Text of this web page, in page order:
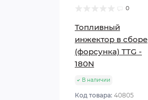
0
Топливный
инжектор в сборе
(форсунка) TTG -
180N
В наличии
Код товара: 40805